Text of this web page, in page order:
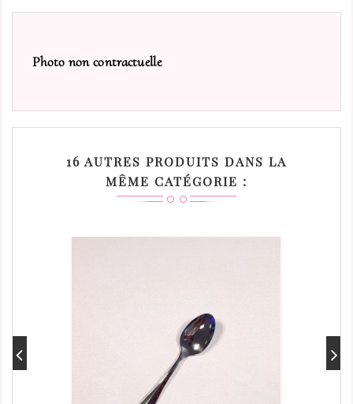
Photo non contractuelle
16 AUTRES PRODUITS DANS LA
MÊME CATÉGORIE :